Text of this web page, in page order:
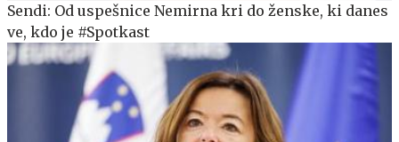
Sendi: Od uspešnice Nemirna kri do ženske, ki danes
ve, kdo je #Spotkast